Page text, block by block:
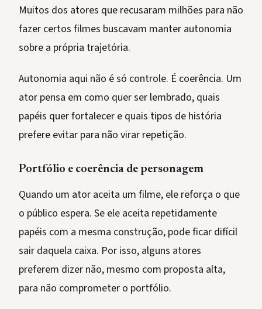
Muitos dos atores que recusaram milhões para não
fazer certos filmes buscavam manter autonomia
sobre a própria trajetória.
Autonomia aqui não é só controle. É coerência. Um
ator pensa em como quer ser lembrado, quais
papéis quer fortalecer e quais tipos de história
prefere evitar para não virar repetição.
Portfólio e coerência de personagem
Quando um ator aceita um filme, ele reforça o que
o público espera. Se ele aceita repetidamente
papéis com a mesma construção, pode ficar difícil
sair daquela caixa. Por isso, alguns atores
preferem dizer não, mesmo com proposta alta,
para não comprometer o portfólio.